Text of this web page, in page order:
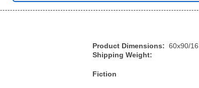
Product Dimensions: 60x90/16
Shipping Weight:
Fiction